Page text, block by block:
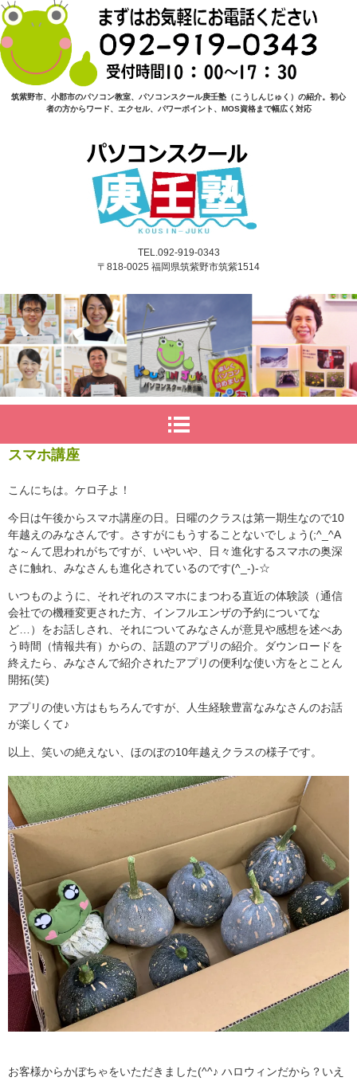
筑紫野市、小郡市のパソコン教室、パソコンスクール庚壬塾（こうしんじゅく）の紹介。初心
者の方からワード、エクセル、パワーポイント、MOS資格まで幅広く対応
TEL.092-919-0343
〒818-0025 福岡県筑紫野市筑紫1514
スマホ講座
こんにちは。ケロ子よ！
今日は午後からスマホ講座の日。日曜のクラスは第一期生なので10
年越えのみなさんです。さすがにもうすることないでしょう(;^_^A
な～んて思われがちですが、いやいや、日々進化するスマホの奥深
さに触れ、みなさんも進化されているのです(^_-)-☆
いつものように、それぞれのスマホにまつわる直近の体験談（通信
会社での機種変更された方、インフルエンザの予約についてな
ど…）をお話しされ、それについてみなさんが意見や感想を述べあ
う時間（情報共有）からの、話題のアプリの紹介。ダウンロードを
終えたら、みなさんで紹介されたアプリの便利な使い方をとことん
開拓(笑)
アプリの使い方はもちろんですが、人生経験豊富なみなさんのお話
が楽しくて♪
以上、笑いの絶えない、ほのぼの10年越えクラスの様子です。
お客様からかぼちゃをいただきました(^^♪ ハロウィンだから？いえ